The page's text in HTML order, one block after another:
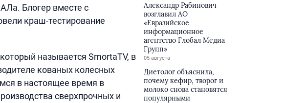
Блогер вместе с
краш-тестирование
называется SmortaTV, в
кованых колесных
в настоящее время в
сверхпрочных и
Александр Рабинович
возглавил АО
«Евразийское
информационное
агентство Глобал Медиа
Групп»
05 августа
Диетолог объяснила,
почему кефир, творог и
молоко снова становятся
популярными